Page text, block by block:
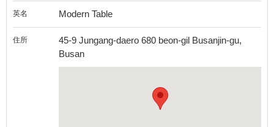
英名 Modern Table
住所
45-9 Jungang-daero 680 beon-gil Busanjin-gu,
Busan